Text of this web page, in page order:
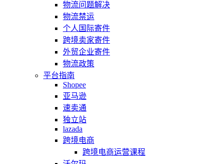
物流问题解决
物流禁运
个人国际寄件
跨境卖家寄件
外贸企业寄件
物流政策
平台指南
Shopee
亚马逊
速卖通
独立站
lazada
跨境电商
跨境电商运营课程